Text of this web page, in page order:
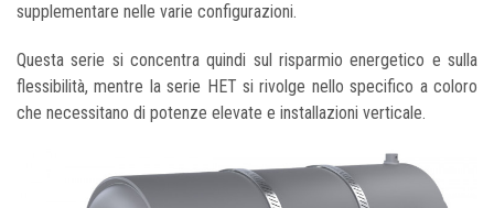
supplementare nelle varie configurazioni.
Questa serie si concentra quindi sul risparmio energetico e sulla
flessibilità, mentre la serie HET si rivolge nello specifico a coloro
che necessitano di potenze elevate e installazioni verticale.